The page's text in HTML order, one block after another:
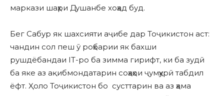
маркази шаҳри Душанбе хоҳад буд.
Бег Сабур як шахсияти аҷибе дар Тоҷикистон аст:
чандин сол пеш ӯ роҳбарии як бахши
рушдёбандаи IT-ро ба зимма гирифт, ки ба зудӣ
ба яке аз ақибмондатарин соҳаҳои ҷумҳурӣ табдил
ёфт. Ҳоло Тоҷикистон бо сусттарин ва аз ҳама